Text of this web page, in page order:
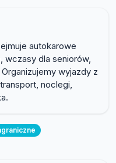
autokarowe
wczasy dla seniorów,
wyjazdy z
noclegi,